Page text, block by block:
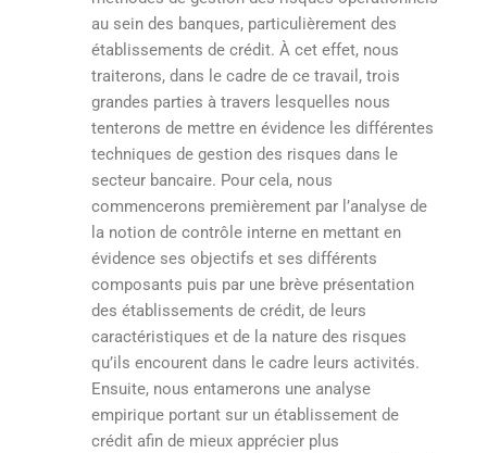
au sein des banques, particulièrement des
établissements de crédit. À cet effet, nous
traiterons, dans le cadre de ce travail, trois
grandes parties à travers lesquelles nous
tenterons de mettre en évidence les différentes
techniques de gestion des risques dans le
secteur bancaire. Pour cela, nous
commencerons premièrement par l’analyse de
la notion de contrôle interne en mettant en
évidence ses objectifs et ses différents
composants puis par une brève présentation
des établissements de crédit, de leurs
caractéristiques et de la nature des risques
qu’ils encourent dans le cadre leurs activités.
Ensuite, nous entamerons une analyse
empirique portant sur un établissement de
crédit afin de mieux apprécier plus